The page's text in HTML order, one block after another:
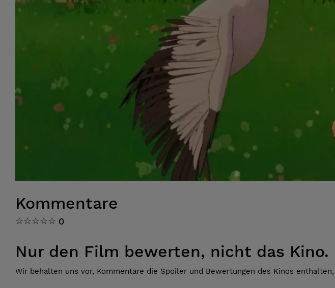
Kommentare
☆☆☆☆☆ 0
Nur den Film bewerten, nicht das Kino.
Wir behalten uns vor, Kommentare die Spoiler und Bewertungen des Kinos